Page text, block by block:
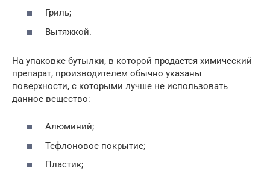
Гриль;
Вытяжкой.
На упаковке бутылки, в которой продается химический
препарат, производителем обычно указаны
поверхности, с которыми лучше не использовать
данное вещество:
Алюминий;
Тефлоновое покрытие;
Пластик;